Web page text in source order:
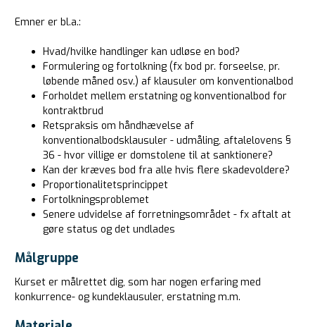
Emner er bl.a.:
Hvad/hvilke handlinger kan udløse en bod?
Formulering og fortolkning (fx bod pr. forseelse, pr.
løbende måned osv.) af klausuler om konventionalbod
Forholdet mellem erstatning og konventionalbod for
kontraktbrud
Retspraksis om håndhævelse af
konventionalbodsklausuler - udmåling, aftalelovens §
36 - hvor villige er domstolene til at sanktionere?
Kan der kræves bod fra alle hvis flere skadevoldere?
Proportionalitetsprincippet
Fortolkningsproblemet
Senere udvidelse af forretningsområdet - fx aftalt at
gøre status og det undlades
Målgruppe
Kurset er målrettet dig, som har nogen erfaring med
konkurrence- og kundeklausuler, erstatning m.m.